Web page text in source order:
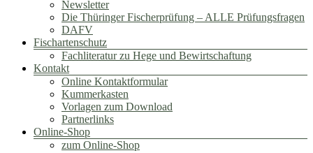
Newsletter
Die Thüringer Fischerprüfung – ALLE Prüfungsfragen
DAFV
Fischartenschutz
Fachliteratur zu Hege und Bewirtschaftung
Kontakt
Online Kontaktformular
Kummerkasten
Vorlagen zum Download
Partnerlinks
Online-Shop
zum Online-Shop